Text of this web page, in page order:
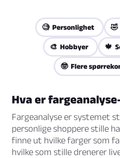
🧐 Personlighet 🤣
🎨 Hobbyer 🍁
🤓 Flere
Hva er
Fargeanalyse er systemet
personlige shoppere stille
finne ut hvilke farger som
hvilke som stille drenerer